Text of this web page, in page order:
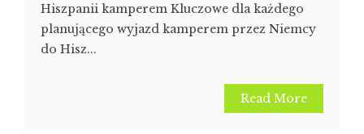
Hiszpanii kamperem Kluczowe dla każdego
planującego wyjazd kamperem przez Niemcy
do Hisz...
Read More